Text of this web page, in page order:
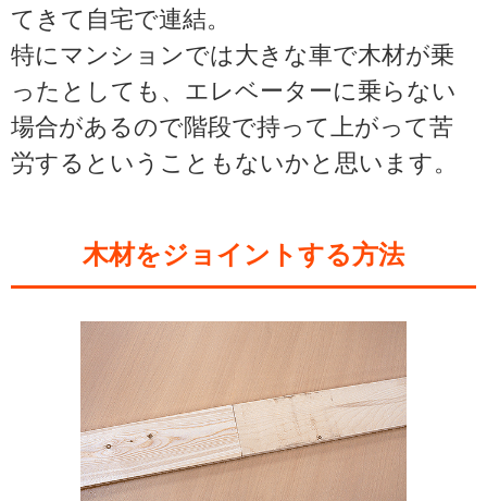
てきて自宅で連結。
特にマンションでは大きな車で木材が乗
ったとしても、エレベーターに乗らない
場合があるので階段で持って上がって苦
労するということもないかと思います。
木材をジョイントする方法